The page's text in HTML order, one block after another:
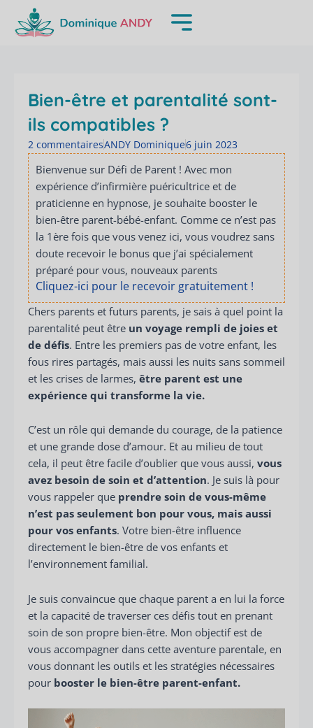
contenu
Bien-être et parentalité sont-
ils compatibles ?
2 commentairesANDY Dominique6 juin 2023
Bienvenue sur Défi de Parent ! Avec mon
expérience d’infirmière puéricultrice et de
praticienne en hypnose, je souhaite booster le
bien-être parent-bébé-enfant. Comme ce n’est pas
la 1ère fois que vous venez ici, vous voudrez sans
doute recevoir le bonus que j’ai spécialement
préparé pour vous, nouveaux parents
Cliquez-ici pour le recevoir gratuitement !
Chers parents et futurs parents, je sais à quel point la
parentalité peut être un voyage rempli de joies et
de défis. Entre les premiers pas de votre enfant, les
fous rires partagés, mais aussi les nuits sans sommeil
et les crises de larmes, être parent est une
expérience qui transforme la vie.
C’est un rôle qui demande du courage, de la patience
et une grande dose d’amour. Et au milieu de tout
cela, il peut être facile d’oublier que vous aussi, vous
avez besoin de soin et d’attention. Je suis là pour
vous rappeler que prendre soin de vous-même
n’est pas seulement bon pour vous, mais aussi
pour vos enfants. Votre bien-être influence
directement le bien-être de vos enfants et
l’environnement familial.
Je suis convaincue que chaque parent a en lui la force
et la capacité de traverser ces défis tout en prenant
soin de son propre bien-être. Mon objectif est de
vous accompagner dans cette aventure parentale, en
vous donnant les outils et les stratégies nécessaires
pour booster le bien-être parent-enfant.